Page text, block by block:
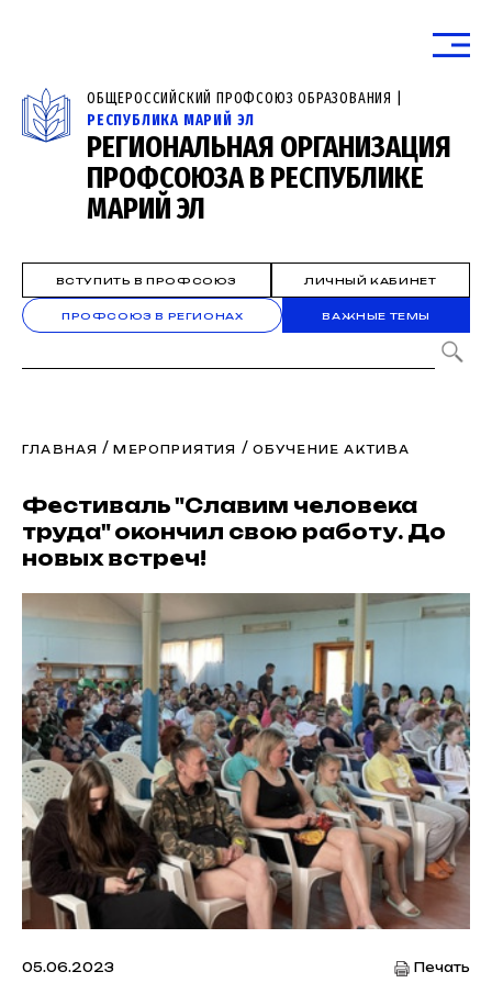
ОБЩЕРОССИЙСКИЙ ПРОФСОЮЗ ОБРАЗОВАНИЯ |
РЕСПУБЛИКА МАРИЙ ЭЛ
РЕГИОНАЛЬНАЯ ОРГАНИЗАЦИЯ
ПРОФСОЮЗА В РЕСПУБЛИКЕ
МАРИЙ ЭЛ
ВСТУПИТЬ В ПРОФСОЮЗ ЛИЧНЫЙ КАБИНЕТ
ПРОФСОЮЗ В РЕГИОНАХ ВАЖНЫЕ ТЕМЫ
ГЛАВНАЯ /МЕРОПРИЯТИЯ / ОБУЧЕНИЕ АКТИВА
Фестиваль "Славим человека
труда" окончил свою работу. До
новых встреч!
05.06.2023 Печать